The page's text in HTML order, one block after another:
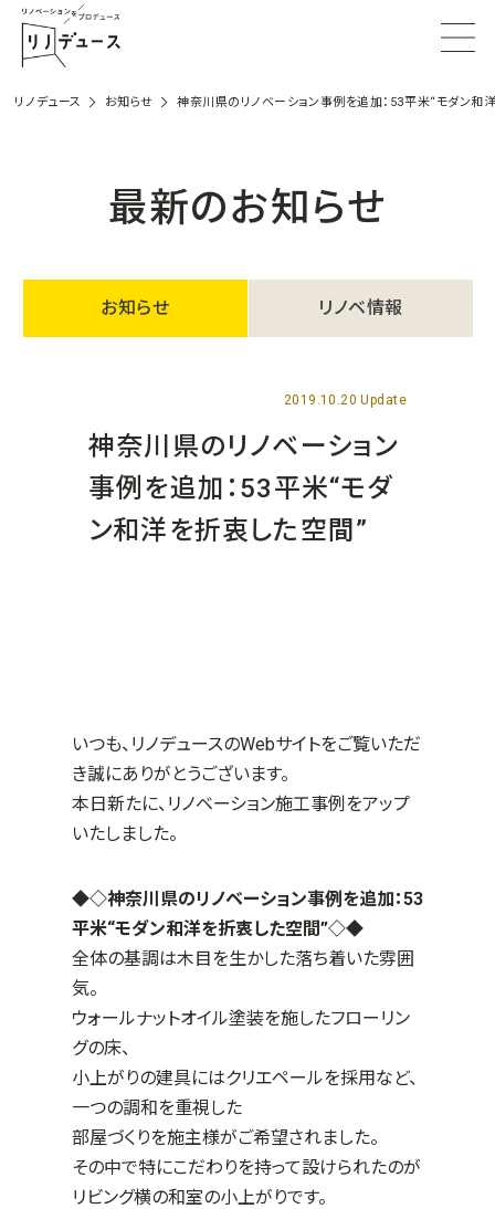
リノデュース お知らせ 神奈川県のリノベーション事例を追加：53平米“モダン和
最新のお知らせ
お知らせ リノベ情報
2019.10.20 Update
神奈川県のリノベーション
事例を追加：53平米“モダ
ン和洋を折衷した空間”
いつも、リノデュースのWebサイトをご覧いただ
き誠にありがとうございます。
本日新たに、リノベーション施工事例をアップ
いたしました。
◆◇神奈川県のリノベーション事例を追加：53
平米“モダン和洋を折衷した空間”◇◆
全体の基調は木目を生かした落ち着いた雰囲
気。
ウォールナットオイル塗装を施したフローリン
グの床、
小上がりの建具にはクリエペールを採用など、
一つの調和を重視した
部屋づくりを施主様がご希望されました。
その中で特にこだわりを持って設けられたのが
リビング横の和室の小上がりです。